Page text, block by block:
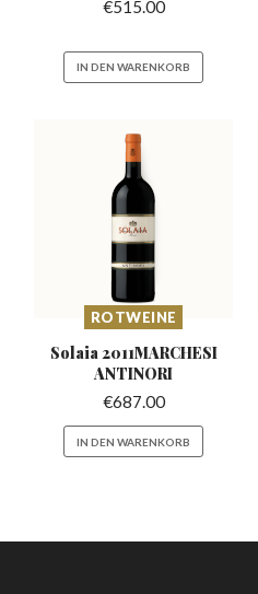
€515.00
IN DEN WARENKORB
ROTWEINE
Solaia 2011MARCHESI
ANTINORI
€687.00
IN DEN WARENKORB